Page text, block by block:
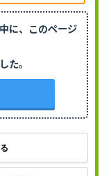
に、 このページ
た。